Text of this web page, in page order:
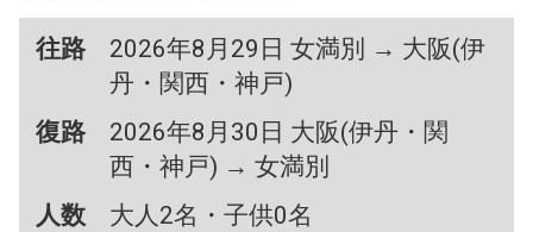
往路
2026年8月29日 女満別 → 大阪(伊
丹・関西・神戸)
復路
2026年8月30日 大阪(伊丹・関
西・神戸) → 女満別
人数
大人2名・子供0名